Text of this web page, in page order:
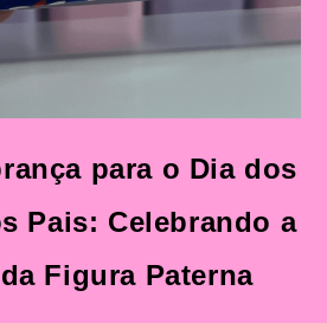
para o Dia dos
Pais: Celebrando a
Figura Paterna